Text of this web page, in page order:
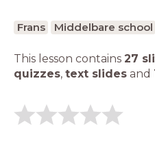
Frans Middelbare school
This lesson contains 27
quizzes, text slides and